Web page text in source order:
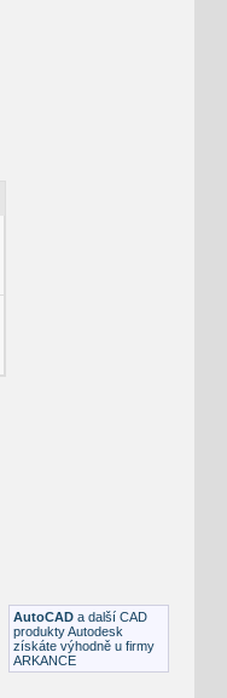
AutoCAD a další CAD
produkty Autodesk
získáte výhodně u firmy
ARKANCE